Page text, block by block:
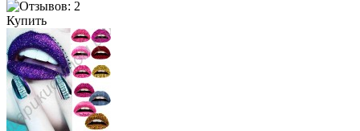
Купить